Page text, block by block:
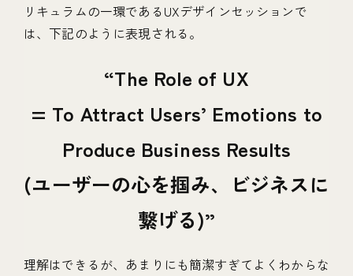
リキュラムの一環であるUXデザインセッションで
は、下記のように表現される。
The Role of UX
= To Attract Users’ Emotions to
Produce Business Results
(ユーザーの心を掴み、ビジネスに
繋げる)
理解はできるが、あまりにも簡潔すぎてよくわからな